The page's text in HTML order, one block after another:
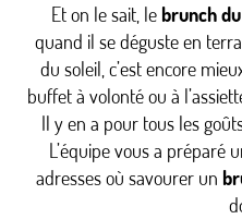
Et on le sait, le brunch
quand il se déguste en
du soleil, c’est encore
buffet à volonté ou à
Il y en a pour tous les
L’équipe vous a préparé
adresses où savourer un